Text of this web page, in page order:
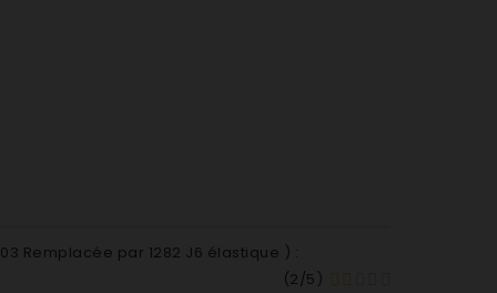
Remplacée par 1282 J6 élastique ) :
(2/5 )